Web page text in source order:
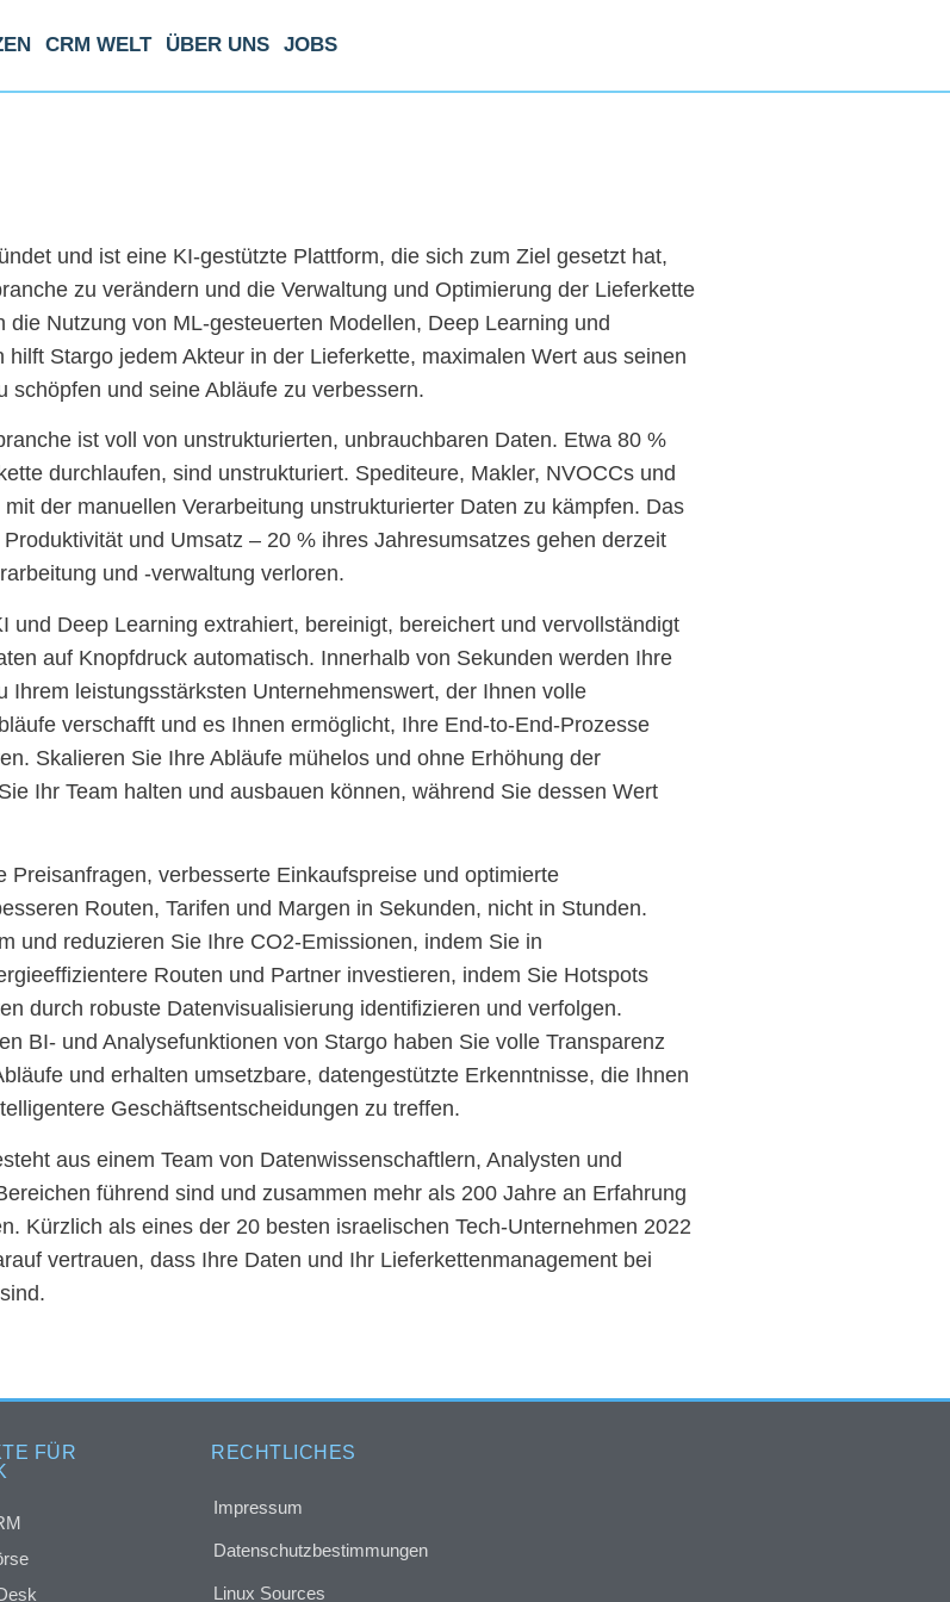
CRM WELT ÜBER UNS JOBS
und ist eine KI-gestützte Plattform, die sich zum Ziel gesetzt hat,
zu verändern und die Verwaltung und Optimierung der Lieferkette
die Nutzung von ML-gesteuerten Modellen, Deep Learning und
hilft Stargo jedem Akteur in der Lieferkette, maximalen Wert aus seinen
schöpfen und seine Abläufe zu verbessern.
ist voll von unstrukturierten, unbrauchbaren Daten. Etwa 80 %
durchlaufen, sind unstrukturiert. Spediteure, Makler, NVOCCs und
der manuellen Verarbeitung unstrukturierter Daten zu kämpfen. Das
und Umsatz – 20 % ihres Jahresumsatzes gehen derzeit
und -verwaltung verloren.
und Deep Learning extrahiert, bereinigt, bereichert und vervollständigt
auf Knopfdruck automatisch. Innerhalb von Sekunden werden Ihre
Ihrem leistungsstärksten Unternehmenswert, der Ihnen volle
verschafft und es Ihnen ermöglicht, Ihre End-to-End-Prozesse
Skalieren Sie Ihre Abläufe mühelos und ohne Erhöhung der
Ihr Team halten und ausbauen können, während Sie dessen Wert
Preisanfragen, verbesserte Einkaufspreise und optimierte
Routen, Tarifen und Margen in Sekunden, nicht in Stunden.
und reduzieren Sie Ihre CO2-Emissionen, indem Sie in
Routen und Partner investieren, indem Sie Hotspots
durch robuste Datenvisualisierung identifizieren und verfolgen.
BI- und Analysefunktionen von Stargo haben Sie volle Transparenz
und erhalten umsetzbare, datengestützte Erkenntnisse, die Ihnen
Geschäftsentscheidungen zu treffen.
aus einem Team von Datenwissenschaftlern, Analysten und
führend sind und zusammen mehr als 200 Jahre an Erfahrung
Kürzlich als eines der 20 besten israelischen Tech-Unternehmen 2022
vertrauen, dass Ihre Daten und Ihr Lieferkettenmanagement bei
FÜR
RECHTLICHES
Impressum
Datenschutzbestimmungen
Linux Sources